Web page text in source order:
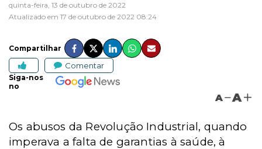
quinta-feira, 13 de outubro de 2022
Atualizado em 17 de outubro de 2022 08:24
Compartilhar
Comentar
Siga-nos
no
A A
Os abusos da Revolução Industrial, quando
imperava a falta de garantias à saúde, à